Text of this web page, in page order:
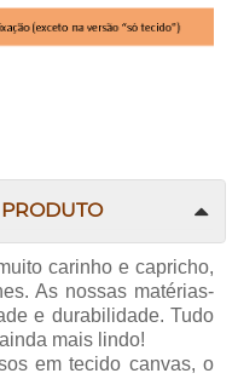
carinho e capricho,
As nossas matérias-
e durabilidade. Tudo
mais lindo!
em tecido canvas, o